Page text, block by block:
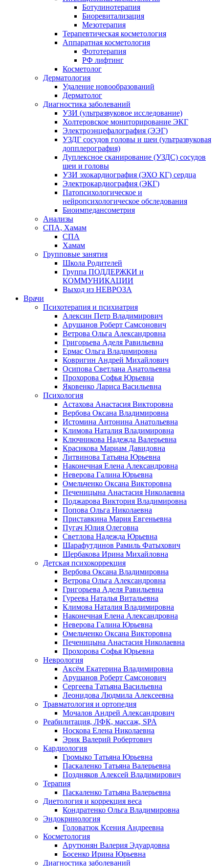
Ботулинотерапия
Биоревитализация
Мезотерапия
Терапевтическая косметология
Аппаратная косметология
Фототерапия
РФ лифтинг
Косметолог
Дерматология
Удаление новообразований
Дерматолог
Диагностика заболеваний
УЗИ (ультразвуковое исследование)
Холтеровское мониторирование ЭКГ
Электроэнцефалография (ЭЭГ)
УЗДГ сосудов головы и шеи (ультразвуковая
допплерография)
Дуплексное сканирование (УЗДС) сосудов
шеи и головы
УЗИ эхокардиография (ЭХО КГ) сердца
Электрокардиография (ЭКГ)
Патопсихологическое и
нейропсихологическое обследования
Биоимпедансометрия
Анализы
СПА, Хамам
СПА
Хамам
Групповые занятия
Школа Родителей
Группа ПОДДЕРЖКИ и
КОММУНИКАЦИИ
Выход из НЕВРОЗА
Врачи
Психотерапия и психиатрия
Алексин Петр Владимирович
Арушанов Роберт Самсонович
Ветрова Ольга Александровна
Григорьева Аделя Равильевна
Ермас Ольга Владимировна
Ковригин Андрей Михайлович
Осипова Светлана Анатольевна
Прохорова Софья Юрьевна
Яковенко Лариса Васильевна
Психология
Астахова Анастасия Викторовна
Вербова Оксана Владимировна
Истомина Антонина Анатольевна
Климова Наталия Владимировна
Ключникова Надежда Валерьевна
Красикова Мариам Давидовна
Литвинова Татьяна Юрьевна
Наконечная Елена Александровна
Неверова Галина Юрьевна
Омельченко Оксана Викторовна
Печеницына Анастасия Николаевна
Поджарова Виктория Владимировна
Попова Ольга Николаевна
Приставкина Мария Евгеньевна
Пугач Юлия Олеговна
Светлова Надежда Юрьевна
Шарафутдинов Рамиль Фатыхович
Щербакова Ирина Михайловна
Детская психокоррекция
Вербова Оксана Владимировна
Ветрова Ольга Александровна
Григорьева Аделя Равильевна
Гуреева Наталья Витальевна
Климова Наталия Владимировна
Наконечная Елена Александровна
Неверова Галина Юрьевна
Омельченко Оксана Викторовна
Печеницына Анастасия Николаевна
Прохорова Софья Юрьевна
Неврология
Аксём Екатерина Владимировна
Арушанов Роберт Самсонович
Сергеева Татьяна Васильевна
Леонидова Людмила Алексеевна
Травматология и ортопедия
Мочалов Андрей Александрович
Реабилитация, ЛФК, массаж, SPA
Носкова Елена Николаевна
Эрик Валерий Робертович
Кардиология
Громыко Татьяна Юрьевна
Паскаленко Татьяна Валерьевна
Поздняков Алексей Владимирович
Терапия
Паскаленко Татьяна Валерьевна
Диетология и коррекция веса
Кондратенко Ольга Владимировна
Эндокринология
Головатюк Ксения Андреевна
Косметология
Арутюнян Валерия Эдуардовна
Босенко Ирина Юрьевна
Диагностика заболеваний